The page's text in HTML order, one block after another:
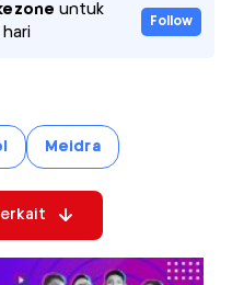
untuk
Follow
Meidra